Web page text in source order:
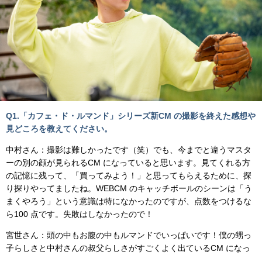
Q1.「カフェ・ド・ルマンド」シリーズ新CM の撮影を終えた感想や
見どころを教えてください。
中村さん：撮影は難しかったです（笑）でも、今までと違うマスタ
ーの別の顔が見られるCM になっていると思います。見てくれる方
の記憶に残って、「買ってみよう！」と思ってもらえるために、探
り探りやってましたね。WEBCM のキャッチボールのシーンは「う
まくやろう」という意識は特になかったのですが、点数をつけるな
ら100 点です。失敗はしなかったので！
宮世さん：頭の中もお腹の中もルマンドでいっぱいです！僕の甥っ
子らしさと中村さんの叔父らしさがすごくよく出ているCM になっ